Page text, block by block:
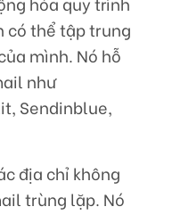
có thể tập trung
mình. Nó hỗ
như
Sendinblue,
địa chỉ không
trùng lặp. Nó